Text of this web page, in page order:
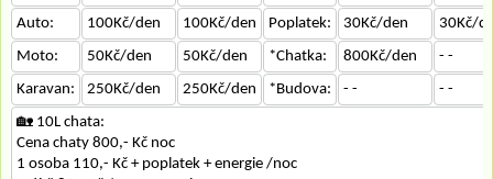
Auto:
100Kč/den 100Kč/den Poplatek: 30Kč/den
30Kč/
Moto:
50Kč/den 50Kč/den *Chatka: 800Kč/den
- -
Karavan:
250Kč/den 250Kč/den *Budova: - -
- -
🏡 10L chata:
Cena chaty 800,- Kč noc
1 osoba 110,- Kč + poplatek + energie /noc